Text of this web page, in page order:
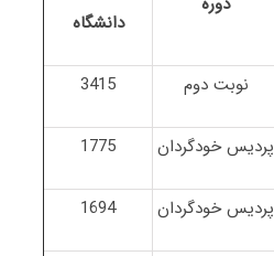
دانشگاه
نوبت دوم 3415
پردیس خودگردان 1775
پردیس خودگردان 1694